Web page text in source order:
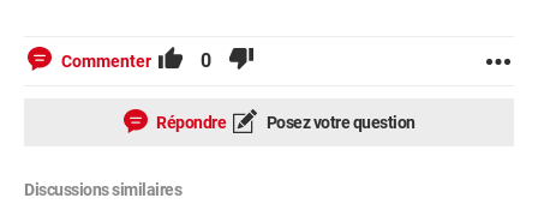
Commenter 0
Répondre Posez votre question
Discussions similaires